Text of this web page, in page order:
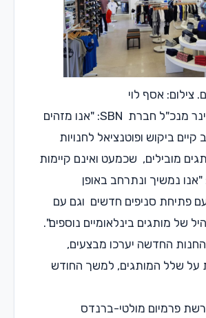
צילום: אסף לוי
לדברי עופר נוינר מנכ"ל חברת SBN: "אנו מזהים
ביקוש ופוטנציאל לחנויות
מובילים, שכמעט ואינם קיימות
"אנו נמשיך ונתרחב באופן
פתיחת סניפים חדשים וגם עם
של מותגים בינלאומיים נוספים".
החדשה יערכו מבצעים,
על שלל המותגים, למשך החודש
רשת פרמיום מולטי-ברנדס